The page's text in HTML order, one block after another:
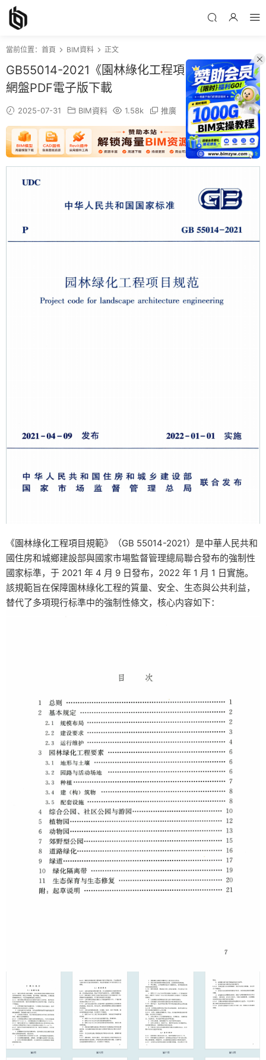
當前位置： 首頁 BIM資料 正文
GB55014-2021《園林綠化工程項目規範》百度
網盤PDF電子版下載
2025-07-31 BIM資料 1.58k 推廣
《園林綠化工程項目規範》（GB 55014-2021）是中華人民共和
國住房和城鄉建設部與國家市場監督管理總局聯合發布的強制性
國家标準，于 2021 年 4 月 9 日發布，2022 年 1 月 1 日實施。
該規範旨在保障園林綠化工程的質量、安全、生态與公共利益，
替代了多項現行标準中的強制性條文，核心内容如下：